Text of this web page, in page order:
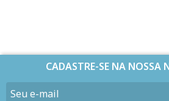
CADASTRE-SE NA NOSSA